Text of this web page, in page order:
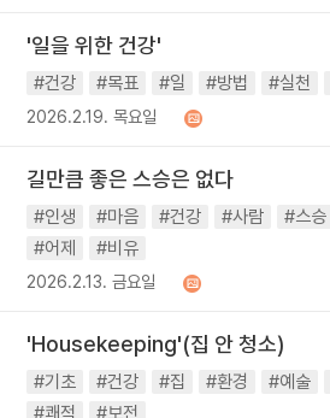
'일을 위한 건강'
#건강 #목표 #일 #방법 #실천
2026.2.19. 목요일
길만큼 좋은 스승은 없다
#인생 #마음 #건강 #사람 #스승
#어제
#비유
2026.2.13. 금요일
'Housekeeping'(집 안 청소)
#기초 #건강 #집 #환경 #예술
#쾌적
#보전